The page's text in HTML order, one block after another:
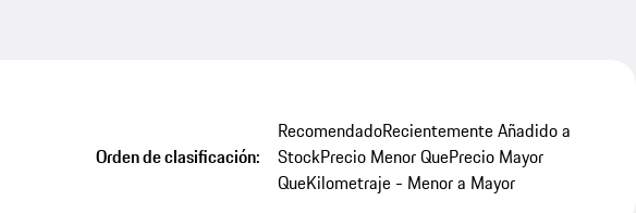
Orden de clasificación:
RecomendadoRecientemente Añadido a
StockPrecio Menor QuePrecio Mayor
QueKilometraje - Menor a Mayor